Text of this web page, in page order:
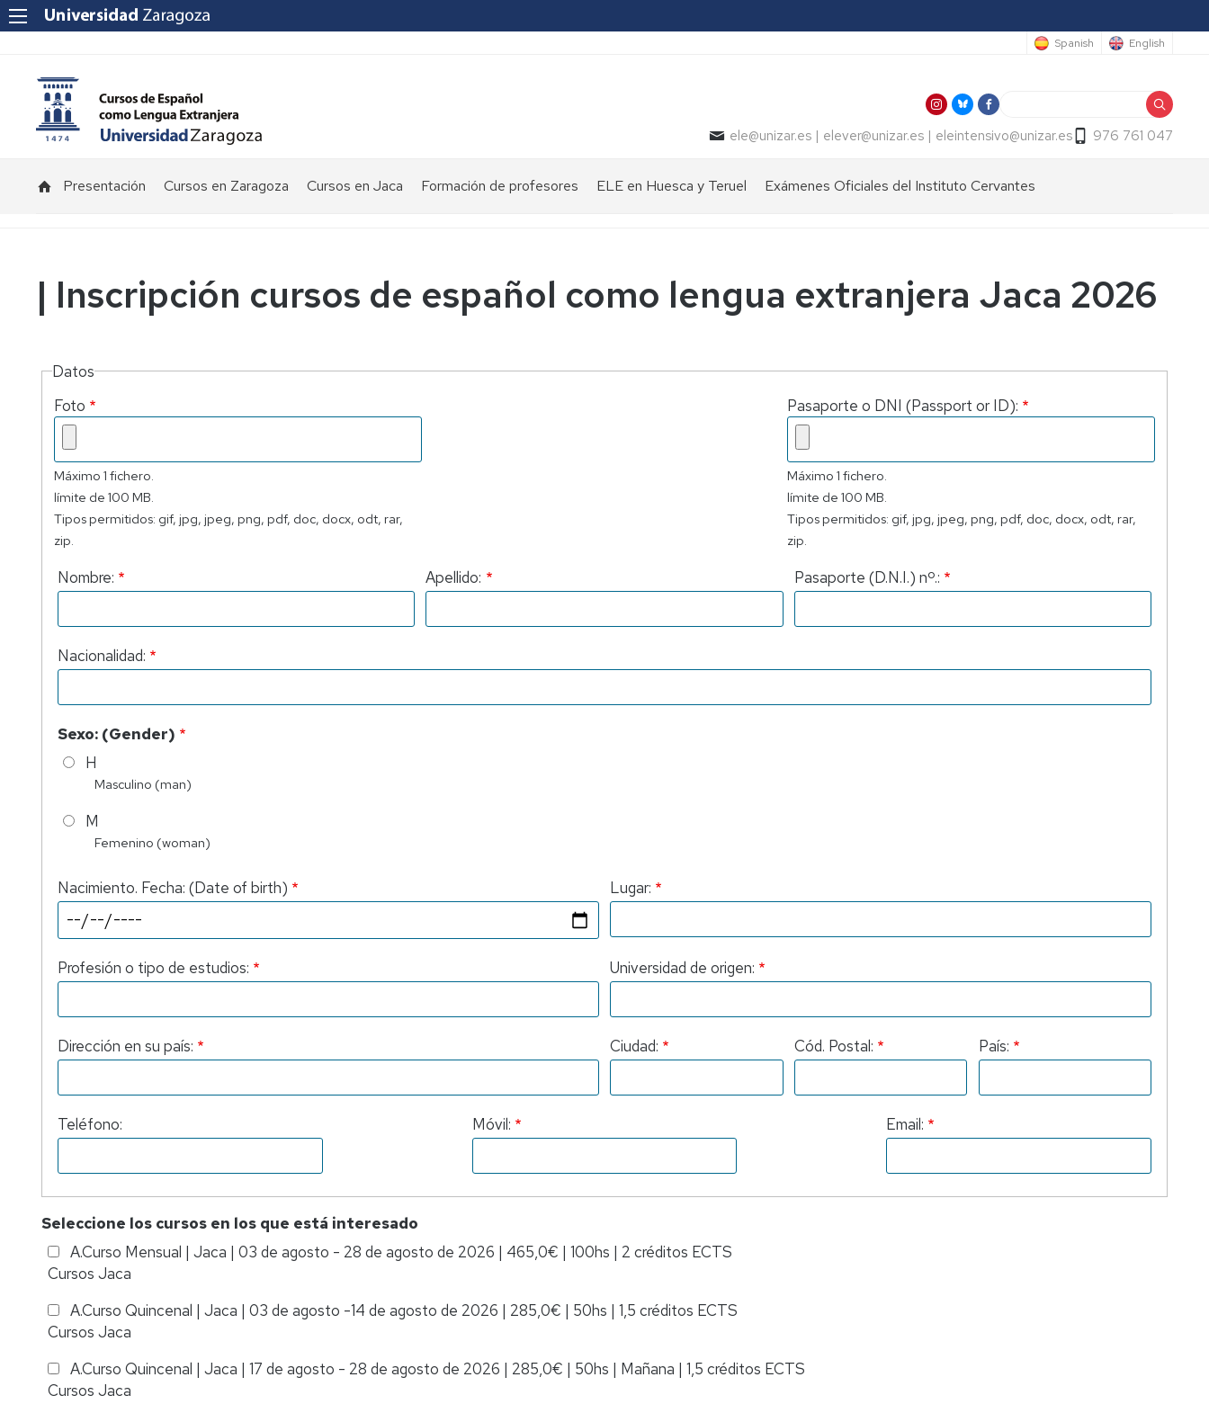
Spanish English
ele@unizar.es | elever@unizar.es | eleintensivo@unizar.es 976 761 047
Presentación Cursos en Zaragoza Cursos en Jaca Formación de profesores ELE en Huesca y Teruel Exámenes Oficiales del Instituto Cervantes
| Inscripción cursos de español como lengua extranjera Jaca 2026
Datos
Foto
Máximo 1 fichero.
límite de 100 MB.
Tipos permitidos: gif, jpg, jpeg, png, pdf, doc, docx, odt, rar,
zip.
Pasaporte o DNI (Passport or ID):
Máximo 1 fichero.
límite de 100 MB.
Tipos permitidos: gif, jpg, jpeg, png, pdf, doc, docx, odt, rar,
zip.
Nombre: Apellido: Pasaporte (D.N.I.) nº.:
Nacionalidad:
Sexo: (Gender)
H
Masculino (man)
M
Femenino (woman)
Nacimiento. Fecha: (Date of birth) Lugar:
Profesión o tipo de estudios: Universidad de origen:
Dirección en su país: Ciudad: Cód. Postal: País:
Teléfono: Móvil: Email:
Seleccione los cursos en los que está interesado
A.Curso Mensual | Jaca | 03 de agosto - 28 de agosto de 2026 | 465,0€ | 100hs | 2 créditos ECTS
Cursos Jaca
A.Curso Quincenal | Jaca | 03 de agosto -14 de agosto de 2026 | 285,0€ | 50hs | 1,5 créditos ECTS
Cursos Jaca
A.Curso Quincenal | Jaca | 17 de agosto - 28 de agosto de 2026 | 285,0€ | 50hs | Mañana | 1,5 créditos ECTS
Cursos Jaca